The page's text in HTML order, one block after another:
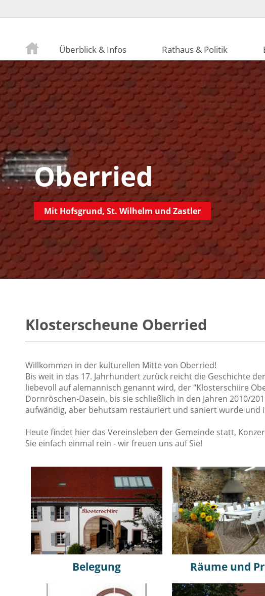
Überblick & Infos Rathaus & Politik
Oberried
Mit Hofsgrund, St. Wilhelm und Zastler
Klosterscheune Oberried
Willkommen in der kulturellen Mitte von Oberried!
Bis weit in das 17. Jahrhundert zurück reicht die Geschichte
liebevoll auf alemannisch genannt wird, der "Klosterschiire
Dornröschen-Dasein, bis sie schließlich in den Jahren 2010/
aufwändig, aber behutsam restauriert und saniert wurde
Heute findet hier das Vereinsleben der Gemeinde statt,
Sie einfach einmal rein - wir freuen uns auf Sie!
Belegung Räume und